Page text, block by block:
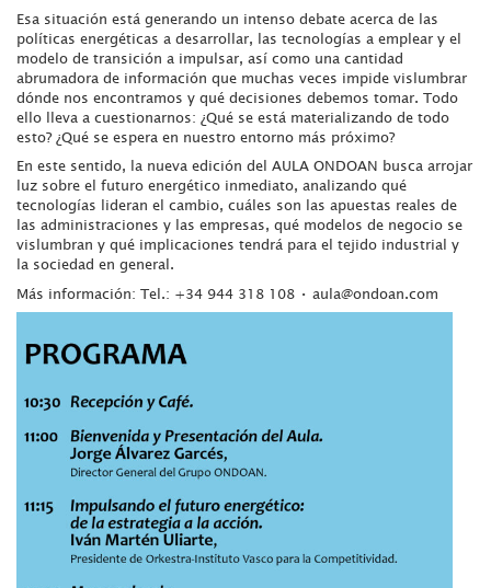
Esa situación está generando un intenso debate acerca de las
políticas energéticas a desarrollar, las tecnologías a emplear y el
modelo de transición a impulsar, así como una cantidad
abrumadora de información que muchas veces impide vislumbrar
dónde nos encontramos y qué decisiones debemos tomar. Todo
ello lleva a cuestionarnos: ¿Qué se está materializando de todo
esto? ¿Qué se espera en nuestro entorno más próximo?
En este sentido, la nueva edición del AULA ONDOAN busca arrojar
luz sobre el futuro energético inmediato, analizando qué
tecnologías lideran el cambio, cuáles son las apuestas reales de
las administraciones y las empresas, qué modelos de negocio se
vislumbran y qué implicaciones tendrá para el tejido industrial y
la sociedad en general.
Más información: Tel.: +34 944 318 108 • aula@ondoan.com